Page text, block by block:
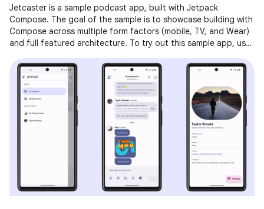
Jetcaster is a sample podcast app, built with Jetpack
Compose. The goal of the sample is to showcase building with
Compose across multiple form factors (mobile, TV, and Wear)
and full featured architecture. To try out this sample app, use